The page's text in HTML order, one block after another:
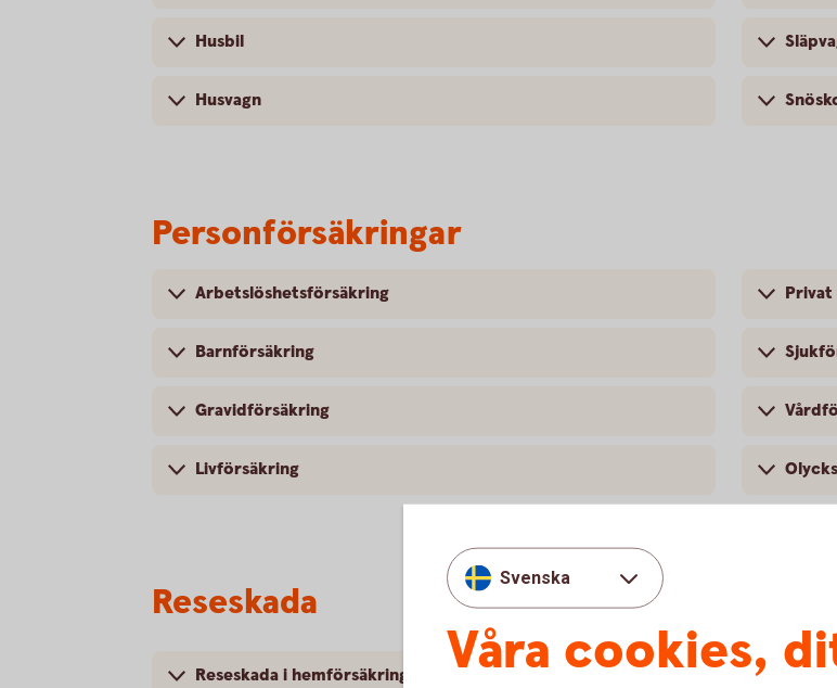
Husbil
Husvagn
Personförsäkringar
Arbetslöshetsförsäkring
Barnförsäkring
Gravidförsäkring
Livförsäkring
Reseskada
Reseskada i hemförsäkringen
Svenska
Våra cookies,